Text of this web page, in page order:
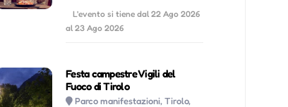
L'evento si tiene dal 22 Ago 2026
al 23 Ago 2026
Festa campestre Vigili del
Fuoco di Tirolo
Parco manifestazioni, Tirolo,